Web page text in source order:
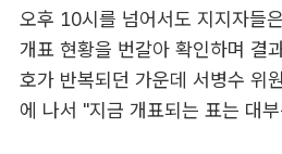
오후 10시를 넘어서도 지지자들
개표 현황을 번갈아 확인하며 결
호가 반복되던 가운데 서병수 위
에 나서 "지금 개표되는 표는 대